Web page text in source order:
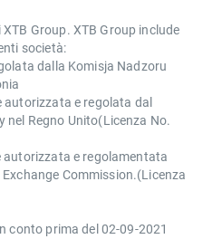
Group. XTB Group include
società:
dalla Komisja Nadzoru
autorizzata e regolata dal
Regno Unito(Licenza No.
autorizzata e regolamentata
Commission.(Licenza
conto prima del 02-09-2021